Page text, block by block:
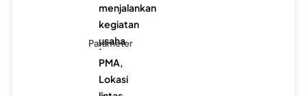
menjalankan
kegiatan
usaha
Parameter
:
PMA,
Lokasi